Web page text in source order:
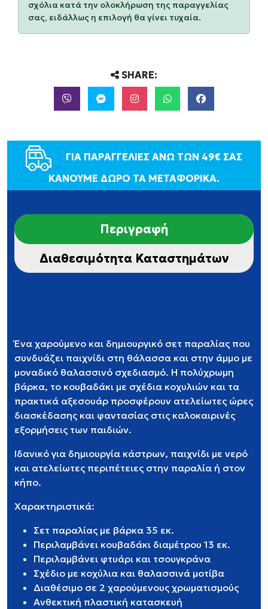
σχόλια κατά την ολοκλήρωση της παραγγελίας
σας, ειδάλλως η επιλογή θα γίνει τυχαία.
SHARE:
ΓΙΑ ΠΑΡΑΓΓΕΛΙΕΣ ΑΝΩ ΤΩΝ 49€ ΣΑΣ
ΚΑΝΟΥΜΕ ΔΩΡΟ ΤΑ ΜΕΤΑΦΟΡΙΚΑ.
Περιγραφή
Διαθεσιμότητα Καταστημάτων
Ένα χαρούμενο και δημιουργικό σετ παραλίας που
συνδυάζει παιχνίδι στη θάλασσα και στην άμμο με
μοναδικό θαλασσινό σχεδιασμό. Η πολύχρωμη
βάρκα, το κουβαδάκι με σχέδια κοχυλιών και τα
πρακτικά αξεσουάρ προσφέρουν ατελείωτες ώρες
διασκέδασης και φαντασίας στις καλοκαιρινές
εξορμήσεις των παιδιών.
Ιδανικό για δημιουργία κάστρων, παιχνίδι με νερό
και ατελείωτες περιπέτειες στην παραλία ή στον
κήπο.
Χαρακτηριστικά:
Σετ παραλίας με βάρκα 35 εκ.
Περιλαμβάνει κουβαδάκι διαμέτρου 13 εκ.
Περιλαμβάνει φτυάρι και τσουγκράνα
Σχέδιο με κοχύλια και θαλασσινά μοτίβα
Διαθέσιμο σε 2 χαρούμενους χρωματισμούς
Ανθεκτική πλαστική κατασκευή